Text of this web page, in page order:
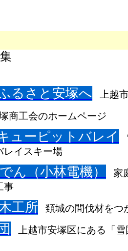
るさと安塚へ 上越
商工会のホームページ
ューピットバレイ
レイスキー場
ん（小林電機）
家
事
工所 頚城の間伐材をつ
上越市安塚区にある「